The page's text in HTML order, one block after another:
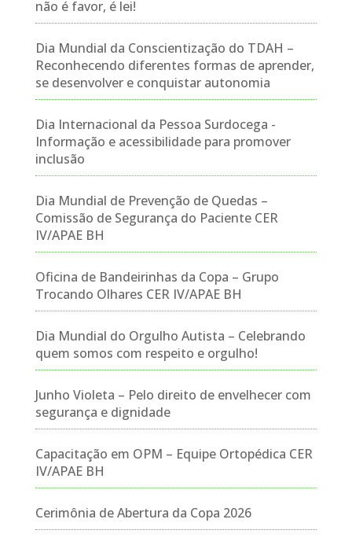
não é favor, é lei!
Dia Mundial da Conscientização do TDAH –
Reconhecendo diferentes formas de aprender,
se desenvolver e conquistar autonomia
Dia Internacional da Pessoa Surdocega -
Informação e acessibilidade para promover
inclusão
Dia Mundial de Prevenção de Quedas –
Comissão de Segurança do Paciente CER
IV/APAE BH
Oficina de Bandeirinhas da Copa – Grupo
Trocando Olhares CER IV/APAE BH
Dia Mundial do Orgulho Autista – Celebrando
quem somos com respeito e orgulho!
Junho Violeta – Pelo direito de envelhecer com
segurança e dignidade
Capacitação em OPM – Equipe Ortopédica CER
IV/APAE BH
Cerimônia de Abertura da Copa 2026